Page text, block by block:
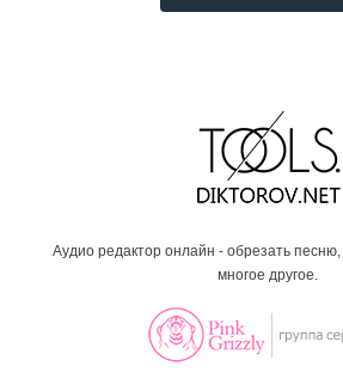
Аудио редактор онлайн - обрезать песню,
многое другое.